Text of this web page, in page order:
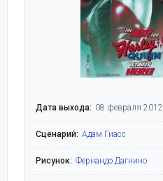
Дата выхода: 08 февраля 2012
Сценарий: Адам Гиасс
Рисунок: Фернандо Дагнино